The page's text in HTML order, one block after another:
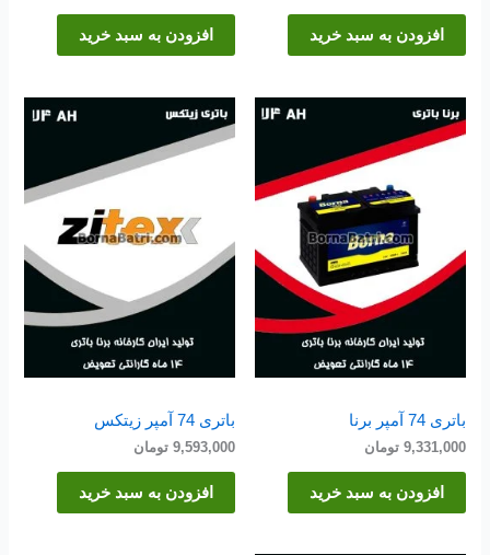
افزودن به سبد خرید افزودن به سبد خرید
باتری 74 آمپر برنا
9,331,000 تومان
افزودن به سبد خرید
باتری 74 آمپر زیتکس
9,593,000 تومان
افزودن به سبد خرید